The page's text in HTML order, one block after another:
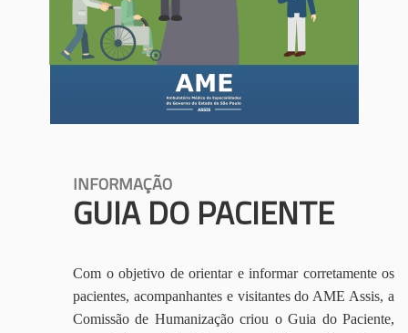
INFORMAÇÃO
GUIA DO PACIENTE
Com o objetivo de orientar e informar corretamente os
pacientes, acompanhantes e visitantes do AME Assis, a
Comissão de Humanização criou o Guia do Paciente,